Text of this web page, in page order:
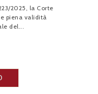
2025, la Corte
piena validità
del...